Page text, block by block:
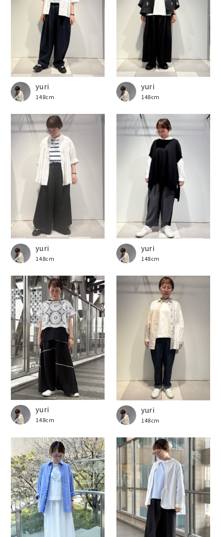
yuri
148cm
yuri
148cm
yuri
148cm
yuri
148cm
yuri
148cm
yuri
148cm